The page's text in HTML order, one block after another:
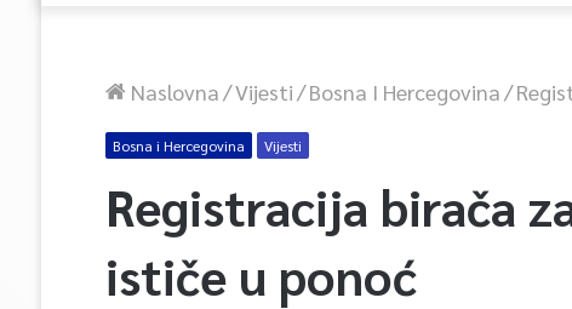
Naslovna/Vijesti/Bosna I Hercegovina/
Bosna i Hercegovina Vijesti
Registracija birača
ističe u ponoć